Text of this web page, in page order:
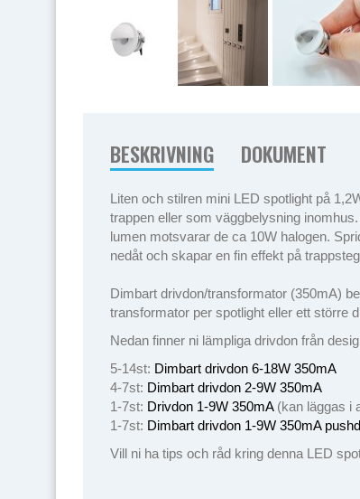
BESKRIVNING DOKUMENT
Liten och stilren mini LED spotlight på
trappen eller som väggbelysning
lumen motsvarar de ca 10W halogen.
nedåt och skapar en fin effekt på
Dimbart drivdon/transformator (350mA)
transformator per spotlight eller ett större
Nedan finner ni lämpliga drivdon från
5-14st: Dimbart drivdon 6-18W 350mA
4-7st: Dimbart drivdon 2-9W 350mA
1-7st: Drivdon 1-9W 350mA(kan läggas i
1-7st: Dimbart drivdon 1-9W 350mA
Vill ni ha tips och råd kring denna LED